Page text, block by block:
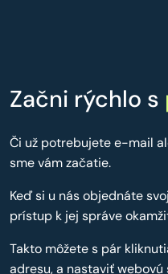
Začni rýchlo s
Či už potrebujete e-mail
sme vám začatie.
Keď si u nás objednáte
prístup k jej správe
Takto môžete s pár
adresu, a nastaviť